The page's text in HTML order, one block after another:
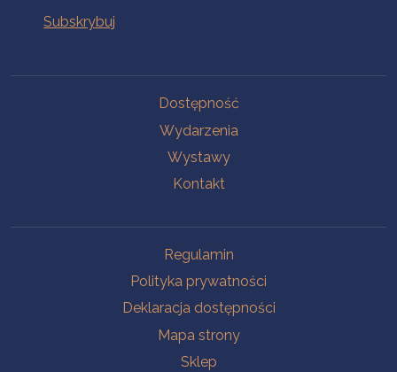
Dostępność
Wydarzenia
Wystawy
Kontakt
Regulamin
Polityka prywatności
Deklaracja dostępności
Mapa strony
Sklep